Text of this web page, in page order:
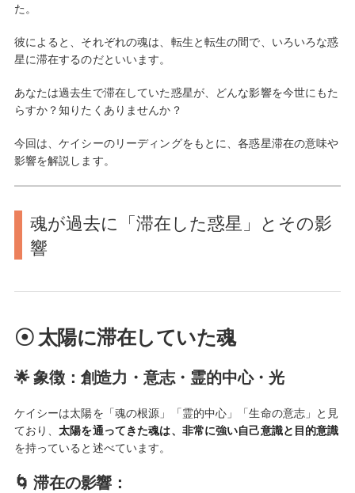
た。
彼によると、それぞれの魂は、転生と転生の間で、いろいろな惑
星に滞在するのだといいます。
あなたは過去生で滞在していた惑星が、どんな影響を今世にもた
らすか？知りたくありませんか？
今回は、ケイシーのリーディングをもとに、各惑星滞在の意味や
影響を解説します。
魂が過去に「滞在した惑星」とその影
響
☉ 太陽に滞在していた魂
🌟 象徴：創造力・意志・霊的中心・光
ケイシーは太陽を「魂の根源」「霊的中心」「生命の意志」と見
ており、太陽を通ってきた魂は、非常に強い自己意識と目的意識
を持っていると述べています。
🌀 滞在の影響：